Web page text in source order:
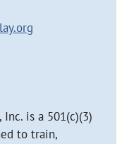
, Inc. is a 501(c)(3)
to train,